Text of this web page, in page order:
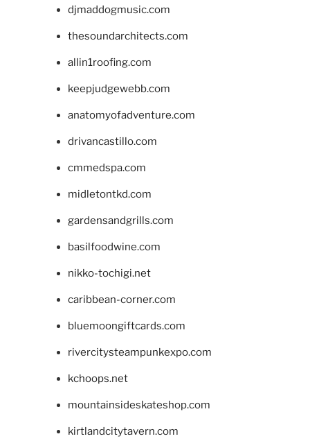
djmaddogmusic.com
thesoundarchitects.com
allin1roofing.com
keepjudgewebb.com
anatomyofadventure.com
drivancastillo.com
cmmedspa.com
midletontkd.com
gardensandgrills.com
basilfoodwine.com
nikko-tochigi.net
caribbean-corner.com
bluemoongiftcards.com
rivercitysteampunkexpo.com
kchoops.net
mountainsideskateshop.com
kirtlandcitytavern.com